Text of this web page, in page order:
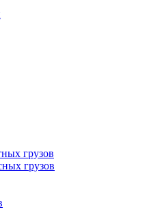
грузов
грузов